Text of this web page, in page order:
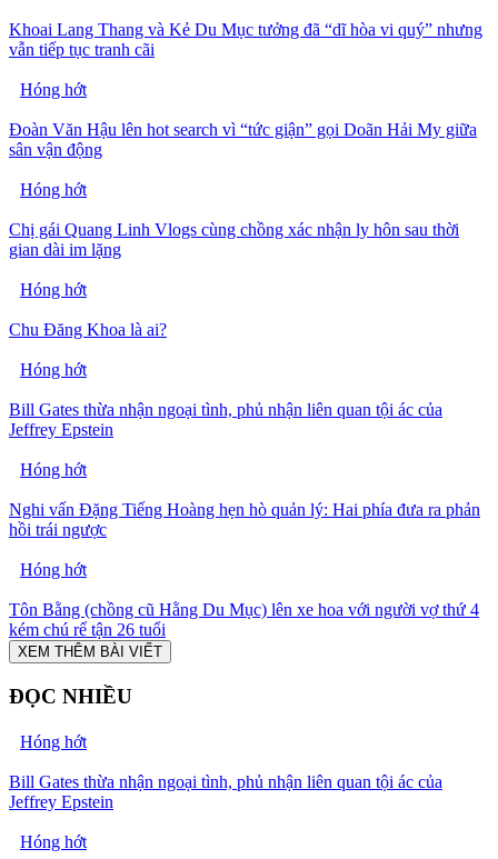
Khoai Lang Thang và Kẻ Du Mục tưởng đã “dĩ hòa vi quý” nhưng
vẫn tiếp tục tranh cãi
Hóng hớt
Đoàn Văn Hậu lên hot search vì “tức giận” gọi Doãn Hải My giữa
sân vận động
Hóng hớt
Chị gái Quang Linh Vlogs cùng chồng xác nhận ly hôn sau thời
gian dài im lặng
Hóng hớt
Chu Đăng Khoa là ai?
Hóng hớt
Bill Gates thừa nhận ngoại tình, phủ nhận liên quan tội ác của
Jeffrey Epstein
Hóng hớt
Nghi vấn Đặng Tiếng Hoàng hẹn hò quản lý: Hai phía đưa ra phản
hồi trái ngược
Hóng hớt
Tôn Bằng (chồng cũ Hằng Du Mục) lên xe hoa với người vợ thứ 4
kém chú rể tận 26 tuổi
XEM THÊM BÀI VIẾT
ĐỌC NHIỀU
Hóng hớt
Bill Gates thừa nhận ngoại tình, phủ nhận liên quan tội ác của
Jeffrey Epstein
Hóng hớt